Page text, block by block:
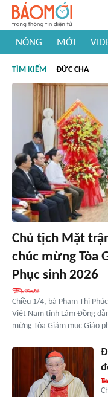
NÓNG MỚI
#Khám phá thế giới
TÌM KIẾM ĐỨC CHA
Chủ tịch Mặt
chúc mừng Tòa
Phục sinh 2026
Chiều 1/4, bà Phạm Thị
Việt Nam tỉnh Lâm Đồng
mừng Tòa Giám mục Giáo